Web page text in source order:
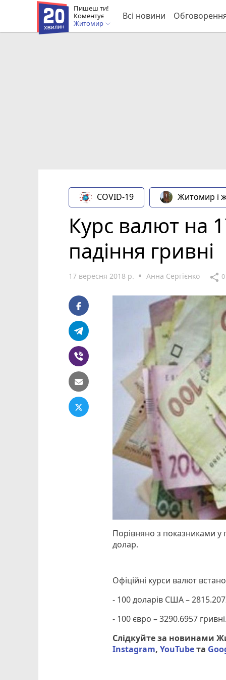
Пишеш ти!
Коментує
Житомир
Всі новини
COVID-19 Житомир і
Курс валют на
падіння гривні
17 вересня 2018 р. Анна Сергієнко share 0
Порівняно з показниками у
долар.
Офіційні курси валют
- 100 доларів США –
- 100 євро – 3290.6957 гривні.
Слідкуйте за новинами
Instagram,YouTubeта